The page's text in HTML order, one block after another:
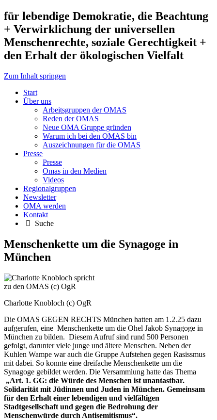
für lebendige Demokratie, die Beachtung
+ Verwirklichung der universellen
Menschenrechte, soziale Gerechtigkeit +
den Erhalt der ökologischen Vielfalt
Zum Inhalt springen
Start
Über uns
Arbeitsgruppen der OMAS
Reden der OMAS
Neue OMA Gruppe gründen
Warum ich bei den OMAS bin
Auszeichnungen für die OMAS
Presse
Presse
Omas in den Medien
Videos
Regionalgruppen
Newsletter
OMA werden
Kontakt
Suche
Menschenkette um die Synagoge in
München
Charlotte Knobloch (c) OgR
Die OMAS GEGEN RECHTS München hatten am 1.2.25 dazu
aufgerufen, eine Menschenkette um die Ohel Jakob Synagoge in
München zu bilden. Diesem Aufruf sind rund 500 Personen
gefolgt, darunter viele junge und ältere Menschen. Neben der
Kuhlen Wampe war auch die Gruppe Aufstehen gegen Rasissmus
mit dabei. So konnte eine dreifache Menschenkette um die
Synagoge gebildet werden. Die Versammlung hatte das Thema
„Art. 1. GG: die Würde des Menschen ist unantastbar.
Solidarität mit Jüdinnen und Juden in München. Gemeinsam
für den Erhalt einer lebendigen und vielfältigen
Stadtgesellschaft und gegen die Bedrohung der
Menschenwürde durch Antisemitismus“.